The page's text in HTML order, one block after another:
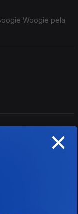
Woogie pela
×